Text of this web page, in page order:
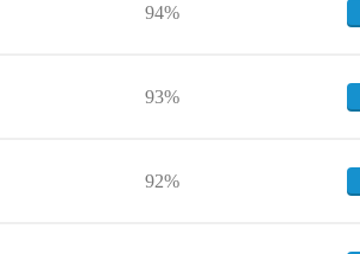
94%
93%
92%